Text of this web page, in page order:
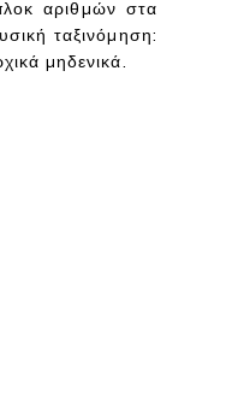
αριθμών στα
ταξινόμηση:
μηδενικά.